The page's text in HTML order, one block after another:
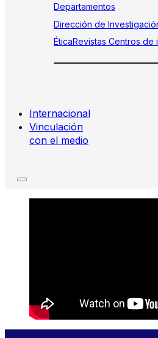
Departamentos
Dirección de
ÉticaRevistas Centros de
Internacional
Vinculación
con el medio